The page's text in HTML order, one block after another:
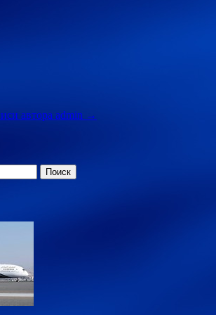
автора admin →